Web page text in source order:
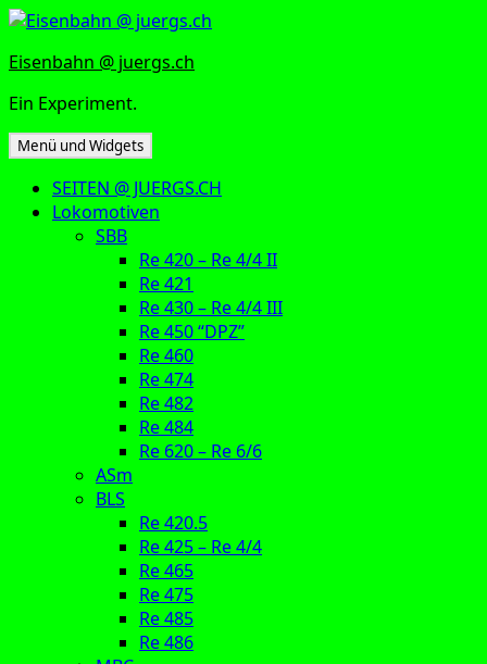
Zum
springen
Eisenbahn @ juergs.ch
Ein Experiment.
Menü und Widgets
SEITEN @ JUERGS.CH
Lokomotiven
SBB
Re 420 – Re 4/4 II
Re 421
Re 430 – Re 4/4 III
Re 450 “DPZ”
Re 460
Re 474
Re 482
Re 484
Re 620 – Re 6/6
ASm
BLS
Re 420.5
Re 425 – Re 4/4
Re 465
Re 475
Re 485
Re 486